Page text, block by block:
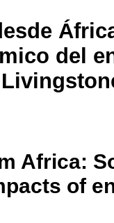
del
Africa:
of